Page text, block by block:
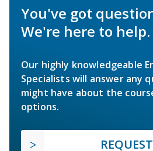
You've got
We're here to help.
Our highly knowledgeable
Specialists will answer any
might have about the
options.